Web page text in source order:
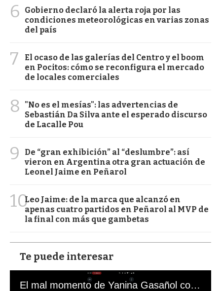
6
Gobierno declaró la alerta roja por las
condiciones meteorológicas en varias zonas
del país
7
El ocaso de las galerías del Centro y el boom
en Pocitos: cómo se reconfigura el mercado
de locales comerciales
8
"No es el mesías": las advertencias de
Sebastián Da Silva ante el esperado discurso
de Lacalle Pou
9
De “gran exhibición” al “deslumbre”: así
vieron en Argentina otra gran actuación de
Leonel Jaime en Peñarol
10Leo Jaime: de la marca que alcanzó en
apenas cuatro partidos en Peñarol al MVP de
la final con más que gambetas
Te puede interesar
El mal momento de Yanina Gasañol con un hincha argentino en "Subrayado"